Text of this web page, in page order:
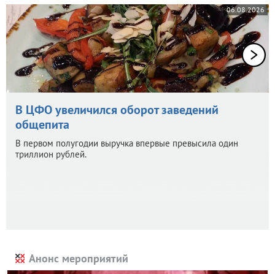
06.08.2026
В ЦФО увеличился оборот заведений
общепита
В первом полугодии выручка впервые превысила один
триллион рублей.
Анонс мероприятий